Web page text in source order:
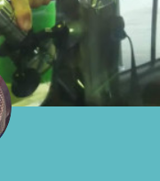
ガラスリペア施工価格